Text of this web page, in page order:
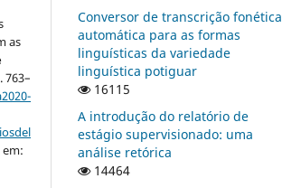
as
763–
em:
Conversor de transcrição fonética
automática para as formas
linguísticas da variedade
linguística potiguar
16115
A introdução do relatório de
estágio supervisionado: uma
análise retórica
14464